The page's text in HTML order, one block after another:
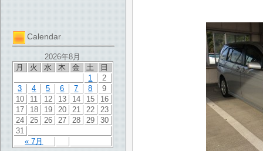
Calendar
2026年8月
月
火 水 木 金 土 日
« 7月
1
2
3
4 5 6 7 8
9
10
11 12 13 14 15
16
17
18 19 20 21 22
23
24
25 26 27 28 29
30
31